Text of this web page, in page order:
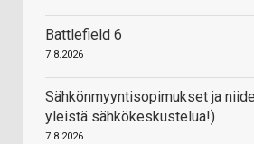
Battlefield 6
7.8.2026
Sähkönmyyntisopimukset ja
yleistä sähkökeskustelua!)
7.8.2026